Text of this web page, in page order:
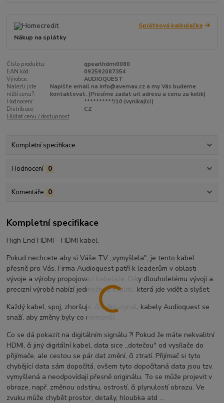
Splátková kalkulačka
Nákup na splátky
Číslo produktu:
qpearlhdmi0080
EAN kód:
092592087354
Výrobce:
AUDIOQUEST
Nalezli jste
nižší cenu?:
Napište email na info@avemax.cz a my Vás budeme
kontaktovat. (Prosíme zadat url adresu a cenu za kolik)
Hodnocení:
**********/10 (vynikající)
Distribuce:
CZ
Hlídat cenu / dostupnost
Kompletní specifikace
Hodnocení 0
Komentáře 0
Kompletní specifikace
High End HDMI - HDMI kabel.
Pokud nechcete aby si Váše TV ,,vymyšlela", je tento kabel
přesně pro Vás. Firma Audioquest patří k leaderům v oblasti
vývoje a výroby propojovací kabeláže. Díky dlouholetému vývoji a
precizní výrobě nabízí jedinečnou kvalitu, která jde vidět a slyšet.
Každý kabel, spoj, zhoršuje, či mění signál, kabely Audioquest se
snaží, aby změny byly co nejmenší.
Co se dá pokazit na digitálním signálu ?! Pokud že máte nekvalitní
HDMI, či jiný digitální kabel, data sice ,,dotečou" od vysílače do
přijímače, ale cestou se pár dat změní, či ztratí. Přijímač si tyto
chybějící data sám dopočítá, ovšem tyto dopočítaná data jsou tzv.
vymyšlená a neodpovídají přesně originálu. To se může projevit v
obraze, např. změnou odstínu, ostrostí, či plynulostí obrazu. Ve
zvuku může chybět prostor, detaily, hloubka atd ...